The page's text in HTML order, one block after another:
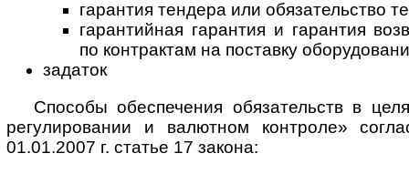
гарантия тендера или обязательство
гарантийная гарантия и гарантия
по контрактам на поставку
задаток
Способы обеспечения обязательств в
регулировании и валютном контроле»
01.01.2007 г. статье 17 закона: